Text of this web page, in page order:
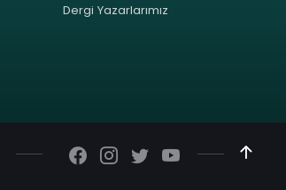
Dergi Yazarlarımız